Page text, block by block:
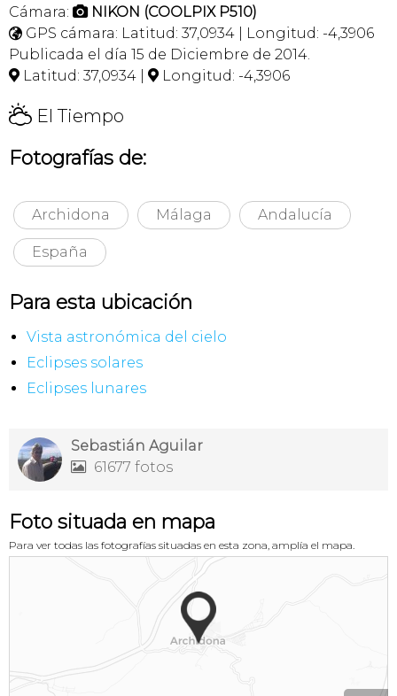
Cámara:  NIKON (COOLPIX P510)
 GPS cámara: Latitud: 37,0934 | Longitud: -4,3906
Publicada el día 15 de Diciembre de 2014.
 Latitud: 37,0934 |  Longitud: -4,3906
H El Tiempo
Fotografías de:
Archidona Málaga Andalucía
España
Para esta ubicación
Vista astronómica del cielo
Eclipses solares
Eclipses lunares
Sebastián Aguilar
 61677 fotos
Foto situada en mapa
Para ver todas las fotografías situadas en esta zona, amplía el mapa.